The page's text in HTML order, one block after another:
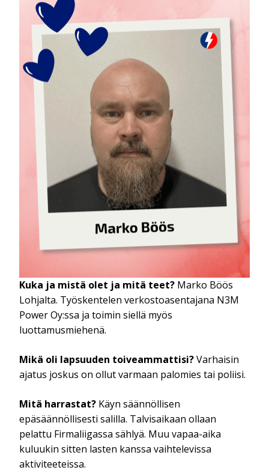
Kuka ja mistä olet ja mitä teet? Marko Böös
Lohjalta. Työskentelen verkostoasentajana N3M
Power Oy:ssa ja toimin siellä myös
luottamusmiehenä.
Mikä oli lapsuuden toiveammattisi?Varhaisin
ajatus joskus on ollut varmaan palomies tai poliisi.
Mitä harrastat? Käyn säännöllisen
epäsäännöllisesti salilla. Talvisaikaan ollaan
pelattu Firmaliigassa sählyä. Muu vapaa-aika
kuluukin sitten lasten kanssa vaihtelevissa
aktiviteeteissa.